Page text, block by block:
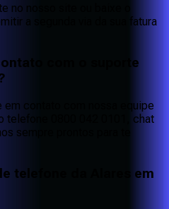
no nosso site ou baixe o
a segunda via da sua fatura
com o suporte
em contato com nossa equipe
telefone 0800 042 0101, chat
sempre prontos para te
telefone da Alares em